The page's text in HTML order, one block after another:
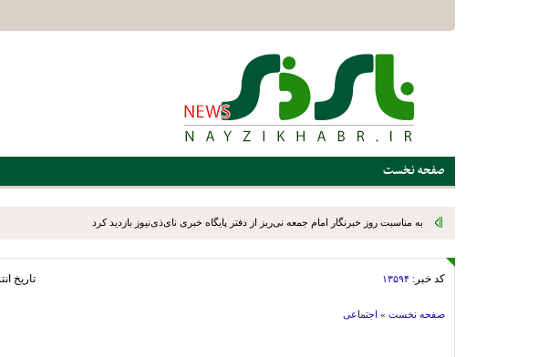
صفحه نخست
به مناسبت روز خبرنگار امام جمعه نی‌ریز از دفتر پایگاه خبری نای‌ذی‌نیوز بازدید کرد
کد خبر: ۱۳۵۹۴ تاریخ
صفحه نخست » اجتماعی